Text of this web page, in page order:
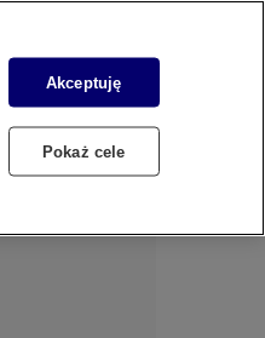
Dzień dobry!
ZALOGUJ SIĘ
Akceptuję
Pokaż cele